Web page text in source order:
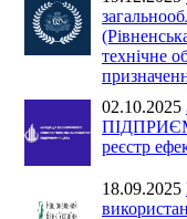
технічне
02.10.2025
реєстр
18.09.2025